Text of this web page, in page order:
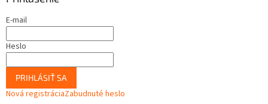
E-mail
Heslo
PRIHLÁSIŤ SA
Nová registráciaZabudnuté heslo